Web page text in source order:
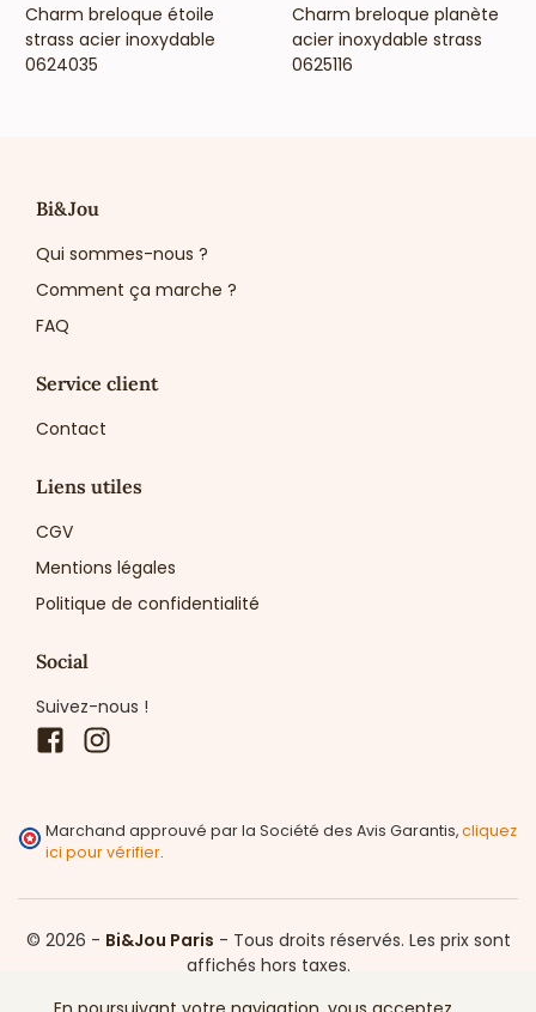
VOIR LE PRIX
Charm breloque étoile
strass acier inoxydable
0624035
VOIR LE PRIX
Charm breloque planète
acier inoxydable strass
0625116
Bi&Jou
Qui sommes-nous ?
Comment ça marche ?
FAQ
Service client
Contact
Liens utiles
CGV
Mentions légales
Politique de confidentialité
Social
Suivez-nous !
Facebook
Marchand approuvé par la Société des Avis Garantis,cliquez
ici pour vérifier.
© 2026 - Bi&Jou Paris - Tous droits réservés. Les prix sont
affichés hors taxes.